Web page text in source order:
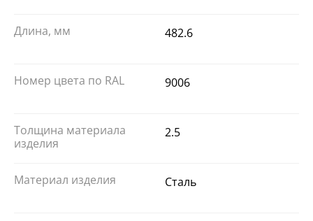
Длина, мм 482.6
Номер цвета по RAL 9006
Толщина материала
изделия
2.5
Материал изделия Сталь